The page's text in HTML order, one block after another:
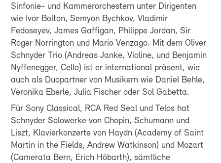
Sinfonie- und Kammerorchestern unter Dirigenten
wie Ivor Bolton, Semyon Bychkov, Vladimir
Fedoseyev, James Gaffigan, Philippe Jordan, Sir
Roger Norrington und Mario Venzago. Mit dem Oliver
Schnyder Trio (Andreas Janke, Violine, und Benjamin
Nyffenegger, Cello) ist er international präsent, wie
auch als Duopartner von Musikern wie Daniel Behle,
Veronika Eberle, Julia Fischer oder Sol Gabetta.
Für Sony Classical, RCA Red Seal und Telos hat
Schnyder Solowerke von Chopin, Schumann und
Liszt, Klavierkonzerte von Haydn (Academy of Saint
Martin in the Fields, Andrew Watkinson) und Mozart
(Camerata Bern, Erich Höbarth), sämtliche